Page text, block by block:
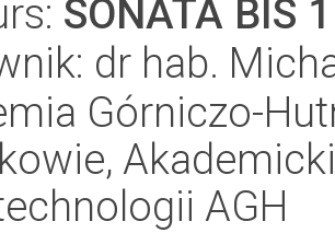
SONATA BIS
dr hab.
Górniczo-
AGH